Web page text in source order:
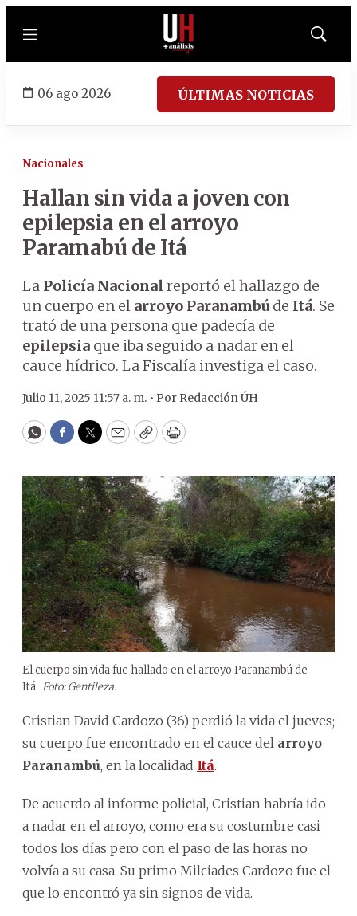
Menú
Mostrar
06 ago 2026 ÚLTIMAS NOTICIAS
Nacionales
Hallan sin vida a joven con
epilepsia en el arroyo
Paramabú de Itá
La Policía Nacional reportó el hallazgo de
un cuerpo en el arroyo Paranambú de Itá. Se
trató de una persona que padecía de
epilepsia que iba seguido a nadar en el
cauce hídrico. La Fiscalía investiga el caso.
Julio 11, 2025 11:57 a. m. • Por Redacción ÚH
WhatsApp
Facebook
Twitter
EmailCopyPrint
El cuerpo sin vida fue hallado en el arroyo Paranambú de
Itá. Foto: Gentileza.
Cristian David Cardozo (36) perdió la vida el jueves;
su cuerpo fue encontrado en el cauce del arroyo
Paranambú, en la localidad Itá.
De acuerdo al informe policial, Cristian habría ido
a nadar en el arroyo, como era su costumbre casi
todos los días pero con el paso de las horas no
volvía a su casa. Su primo Milciades Cardozo fue el
que lo encontró ya sin signos de vida.